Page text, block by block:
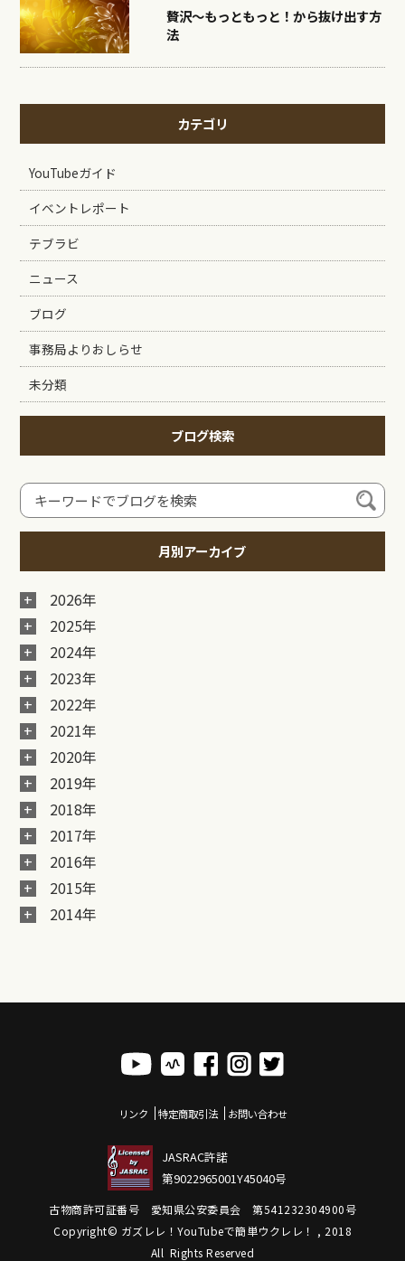
贅沢〜もっともっと！から抜け出す方
法
カテゴリ
YouTubeガイド
イベントレポート
テブラビ
ニュース
ブログ
事務局よりおしらせ
未分類
ブログ検索
月別アーカイブ
2026年
2025年
2024年
2023年
2022年
2021年
2020年
2019年
2018年
2017年
2016年
2015年
2014年
リンク 特定商取引法 お問い合わせ
JASRAC許諾
第9022965001Y45040号
古物商許可証番号 愛知県公安委員会 第541232304900号
Copyright© ガズレレ！YouTubeで簡単ウクレレ！ , 2018
All Rights Reserved